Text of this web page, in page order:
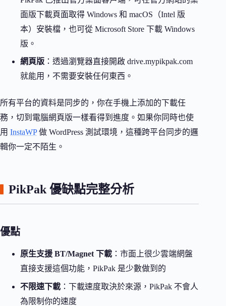
面版下載頁面取得 Windows 和 macOS（Intel 版
本）安裝檔，也可從 Microsoft Store 下載 Windows
版。
網頁版 ：透過瀏覽器直接開啟 drive.mypikpak.com
就能用，不需要安裝任何東西。
所有平台的資料是同步的，你在手機上添加的下載任
務，切到電腦網頁版一樣看得到進度。如果你同時也使
用 InstaWP做 WordPress 測試環境，這種跨平台同步的邏
輯你一定不陌生。
PikPak 優缺點完整分析
優點
原生支援 BT/Magnet 下載 ：市面上很少雲端網盤
直接支援這個功能，PikPak 是少數做到的
不限速下載 ：下載速度取決於來源，PikPak 不會人
為限制你的速度